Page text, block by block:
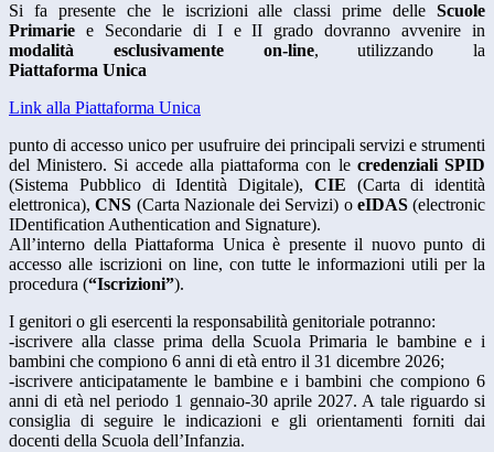
Si fa presente che le iscrizioni alle classi prime delle Scuole
Primarie e Secondarie di I e II grado dovranno avvenire in
modalità esclusivamente on-line, utilizzando la
Piattaforma Unica
Link alla Piattaforma Unica
punto di accesso unico per usufruire dei principali servizi e strumenti
del Ministero. Si accede alla piattaforma con le credenziali SPID
(Sistema Pubblico di Identità Digitale), CIE (Carta di identità
elettronica),CNS (Carta Nazionale dei Servizi) o eIDAS (electronic
IDentification Authentication and Signature).
All’interno della Piattaforma Unica è presente il nuovo punto di
accesso alle iscrizioni on line, con tutte le informazioni utili per la
procedura (“Iscrizioni”).
I genitori o gli esercenti la responsabilità genitoriale potranno:
-iscrivere alla classe prima della Scuola Primaria le bambine e i
bambini che compiono 6 anni di età entro il 31 dicembre 2026;
-iscrivere anticipatamente le bambine e i bambini che compiono 6
anni di età nel periodo 1 gennaio-30 aprile 2027. A tale riguardo si
consiglia di seguire le indicazioni e gli orientamenti forniti dai
docenti della Scuola dell’Infanzia.